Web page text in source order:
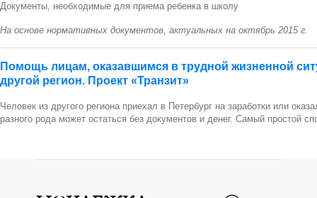
Документы, необходимые для приема ребенка в школу
На основе нормативных документов, актуальных на октябрь 2015 г.
Помощь лицам, оказавшимся в трудной жизненной
другой регион. Проект «Транзит»
Человек из другого региона приехал в Петербург на заработки или
разного рода может остаться без документов и денег. Самый простой